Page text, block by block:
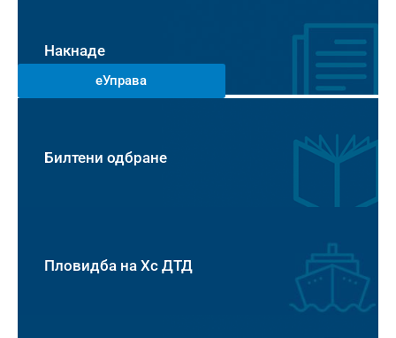
Накнаде
еУправа
Билтени одбране
Пловидба на Хс ДТД